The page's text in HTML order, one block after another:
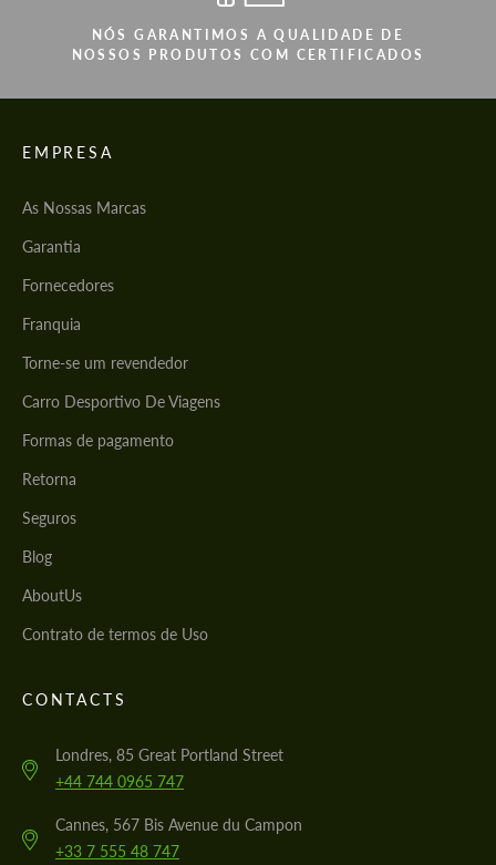
NÓS GARANTIMOS A QUALIDADE DE
NOSSOS PRODUTOS COM CERTIFICADOS
EMPRESA
As Nossas Marcas
Garantia
Fornecedores
Franquia
Torne-se um revendedor
Carro Desportivo De Viagens
Formas de pagamento
Retorna
Seguros
Blog
AboutUs
Contrato de termos de Uso
CONTACTS
Londres, 85 Great Portland Street
+44 744 0965 747
Cannes, 567 Bis Avenue du Campon
+33 7 555 48 747